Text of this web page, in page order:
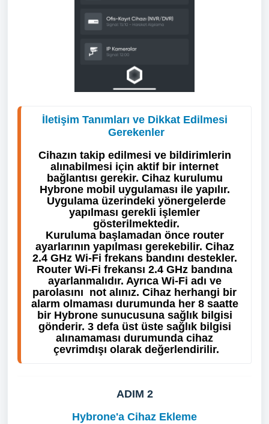
İletişim Tanımları ve Dikkat Edilmesi
Gerekenler
Cihazın takip edilmesi ve bildirimlerin
alınabilmesi için aktif bir internet
bağlantısı gerekir. Cihaz kurulumu
Hybrone mobil uygulaması ile yapılır.
Uygulama üzerindeki yönergelerde
yapılması gerekli işlemler
gösterilmektedir.
Kuruluma başlamadan önce router
ayarlarının yapılması gerekebilir. Cihaz
2.4 GHz Wi-Fi frekans bandını destekler.
Router Wi-Fi frekansı 2.4 GHz bandına
ayarlanmalıdır. Ayrıca Wi-Fi adı ve
parolasını  not alınız. Cihaz herhangi bir
alarm olmaması durumunda her 8 saatte
bir Hybrone sunucusuna sağlık bilgisi
gönderir. 3 defa üst üste sağlık bilgisi
alınamaması durumunda cihaz
çevrimdışı olarak değerlendirilir.
ADIM 2
Hybrone'a Cihaz Ekleme